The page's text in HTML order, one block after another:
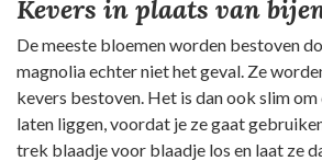
Kevers in plaats van
De meeste bloemen worden bestoven
magnolia echter niet het geval. Ze
kevers bestoven. Het is dan ook slim
laten liggen, voordat je ze gaat
trek blaadje voor blaadje los en laat ze